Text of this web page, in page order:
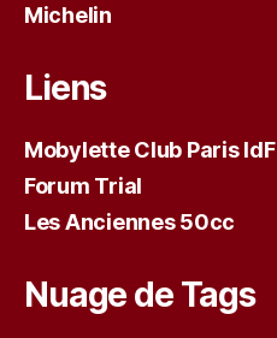
Michelin
Liens
Mobylette Club Paris IdF
Forum Trial
Les Anciennes 50cc
Nuage de Tags